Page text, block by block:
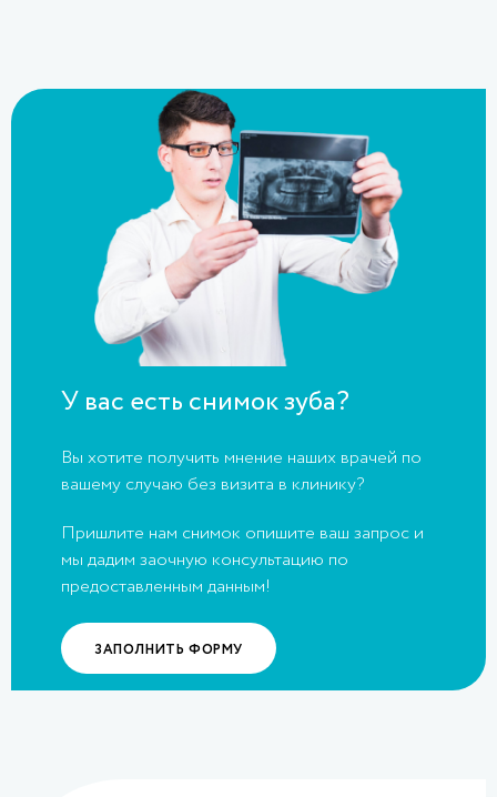
У вас есть снимок зуба?
Вы хотите получить мнение наших врачей по
вашему случаю без визита в клинику?
Пришлите нам снимок опишите ваш запрос и
мы дадим заочную консультацию по
предоставленным данным!
ЗАПОЛНИТЬ ФОРМУ